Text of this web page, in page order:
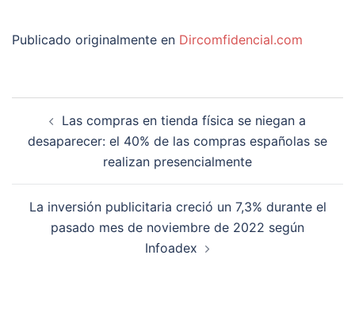
Publicado originalmente en Dircomfidencial.com
entradas
Las compras en tienda física se niegan a
desaparecer: el 40% de las compras españolas se
realizan presencialmente
La inversión publicitaria creció un 7,3% durante el
pasado mes de noviembre de 2022 según
Infoadex